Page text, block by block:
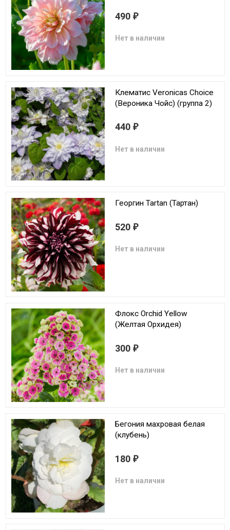
490 ₽
Нет в наличии
Клематис Veronicas Choice
(Вероника Чойс) (группа 2)
440 ₽
Нет в наличии
Георгин Tartan (Тартан)
520 ₽
Нет в наличии
Флокс Orchid Yellow
(Желтая Орхидея)
300 ₽
Нет в наличии
Бегония махровая белая
(клубень)
180 ₽
Нет в наличии